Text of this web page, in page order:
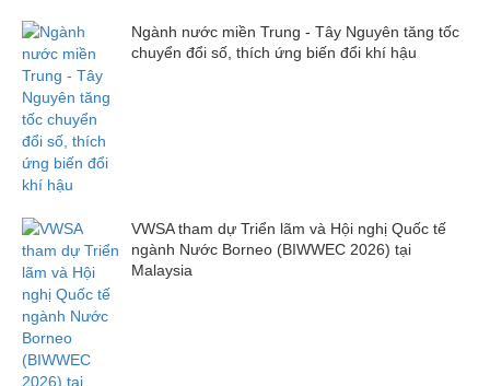
Ngành nước miền Trung - Tây Nguyên tăng tốc
chuyển đổi số, thích ứng biến đổi khí hậu
VWSA tham dự Triển lãm và Hội nghị Quốc tế
ngành Nước Borneo (BIWWEC 2026) tại
Malaysia